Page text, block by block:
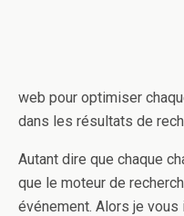
web pour optimiser
dans les résultats de
Autant dire que chaque
que le moteur de
événement. Alors je vous